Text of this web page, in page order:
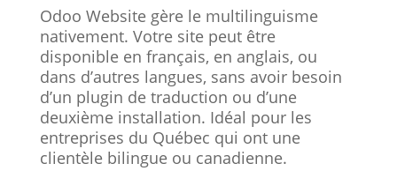
Odoo Website gère le multilinguisme
nativement. Votre site peut être
disponible en français, en anglais, ou
dans d’autres langues, sans avoir besoin
d’un plugin de traduction ou d’une
deuxième installation. Idéal pour les
entreprises du Québec qui ont une
clientèle bilingue ou canadienne.